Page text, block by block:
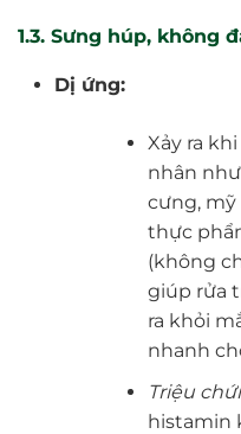
1.3. Sưng húp, không
Dị ứng:
Xảy ra
nhân
cưng,
thực
(không
giúp rửa
ra khỏi
nhanh
Triệu
histamin